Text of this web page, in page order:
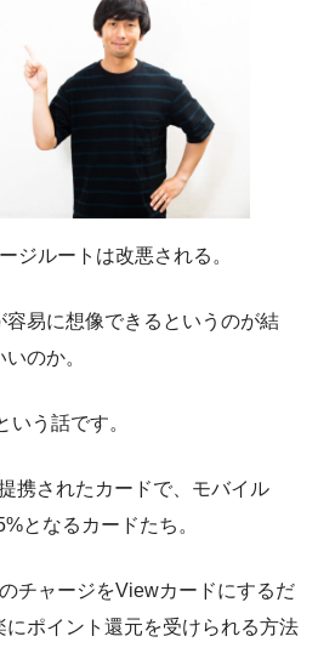
ジルートは改悪される。
易に想像できるというのが結
のか。
う話です。
携されたカードで、モバイル
となるカードたち。
チャージをViewカードにするだ
ポイント還元を受けられる方法